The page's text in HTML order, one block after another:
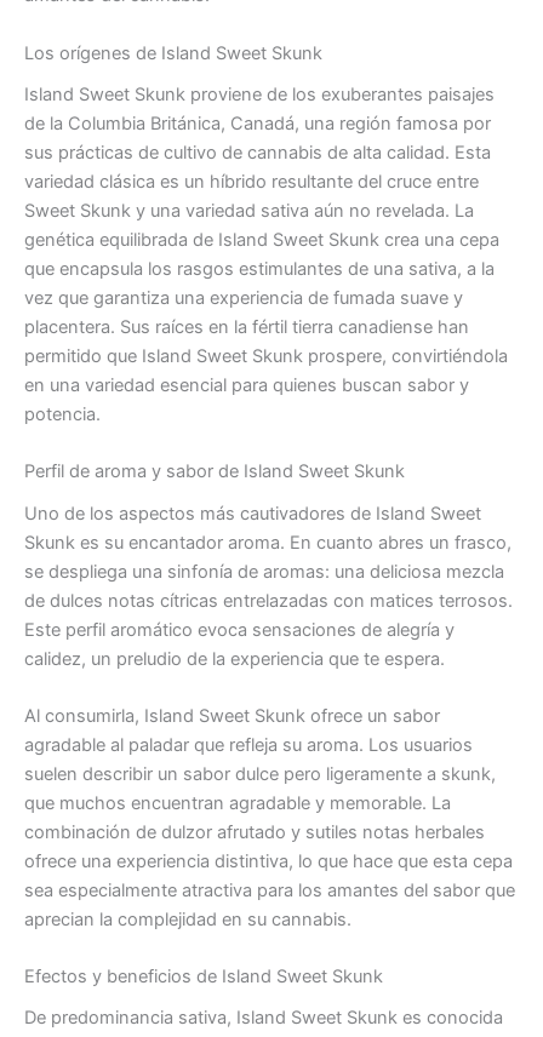
Los orígenes de Island Sweet Skunk
Island Sweet Skunk proviene de los exuberantes paisajes
de la Columbia Británica, Canadá, una región famosa por
sus prácticas de cultivo de cannabis de alta calidad. Esta
variedad clásica es un híbrido resultante del cruce entre
Sweet Skunk y una variedad sativa aún no revelada. La
genética equilibrada de Island Sweet Skunk crea una cepa
que encapsula los rasgos estimulantes de una sativa, a la
vez que garantiza una experiencia de fumada suave y
placentera. Sus raíces en la fértil tierra canadiense han
permitido que Island Sweet Skunk prospere, convirtiéndola
en una variedad esencial para quienes buscan sabor y
potencia.
Perfil de aroma y sabor de Island Sweet Skunk
Uno de los aspectos más cautivadores de Island Sweet
Skunk es su encantador aroma. En cuanto abres un frasco,
se despliega una sinfonía de aromas: una deliciosa mezcla
de dulces notas cítricas entrelazadas con matices terrosos.
Este perfil aromático evoca sensaciones de alegría y
calidez, un preludio de la experiencia que te espera.
Al consumirla, Island Sweet Skunk ofrece un sabor
agradable al paladar que refleja su aroma. Los usuarios
suelen describir un sabor dulce pero ligeramente a skunk,
que muchos encuentran agradable y memorable. La
combinación de dulzor afrutado y sutiles notas herbales
ofrece una experiencia distintiva, lo que hace que esta cepa
sea especialmente atractiva para los amantes del sabor que
aprecian la complejidad en su cannabis.
Efectos y beneficios de Island Sweet Skunk
De predominancia sativa, Island Sweet Skunk es conocida